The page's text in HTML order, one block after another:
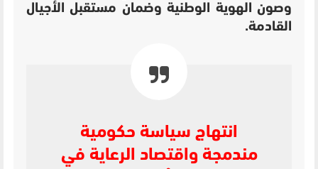
وصون الهوية الوطنية وضمان مستقبل الأجيال
القادمة.
انتهاج سياسة حكومية
مندمجة واقتصاد الرعاية في